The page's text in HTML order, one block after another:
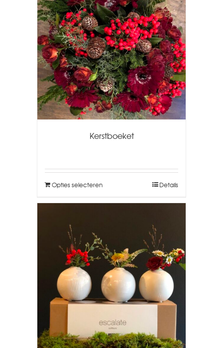
Kerstboeket
Opties selecteren Details